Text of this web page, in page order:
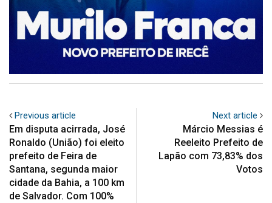
Previous article
Em disputa acirrada, José
Ronaldo (União) foi eleito
prefeito de Feira de
Santana, segunda maior
cidade da Bahia, a 100 km
de Salvador. Com 100%
Next article
Márcio Messias é
Reeleito Prefeito de
Lapão com 73,83% dos
Votos